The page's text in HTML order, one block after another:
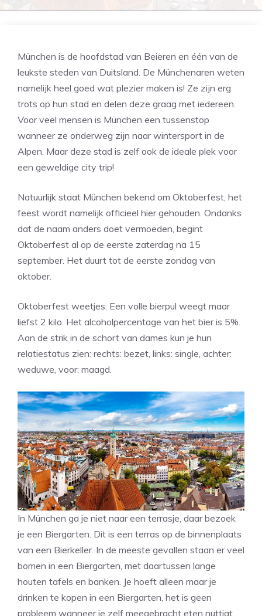
München is de hoofdstad van Beieren en één van de
leukste steden van Duitsland. De Münchenaren weten
namelijk heel goed wat plezier maken is! Ze zijn erg
trots op hun stad en delen deze graag met iedereen.
Voor veel mensen is München een tussenstop
wanneer ze onderweg zijn naar wintersport in de
Alpen. Maar deze stad is zelf ook de ideale plek voor
een geweldige city trip!
Natuurlijk staat München bekend om Oktoberfest, het
feest wordt namelijk officieel hier gehouden. Ondanks
dat de naam anders doet vermoeden, begint
Oktoberfest al op de eerste zaterdag na 15
september. Het duurt tot de eerste zondag van
oktober.
Oktoberfest weetjes: Een volle bierpul weegt maar
liefst 2 kilo. Het alcoholpercentage van het bier is 5%.
Aan de strik in de schort van dames kun je hun
relatiestatus zien: rechts: bezet, links: single, achter:
weduwe, voor: maagd.
In München ga je niet naar een terrasje, daar bezoek
je een Biergarten. Dit is een terras op de binnenplaats
van een Bierkeller. In de meeste gevallen staan er veel
bomen in een Biergarten, met daartussen lange
houten tafels en banken. Je hoeft alleen maar je
drinken te kopen in een Biergarten, het is geen
probleem wanneer je zelf meegebracht eten nuttigt.